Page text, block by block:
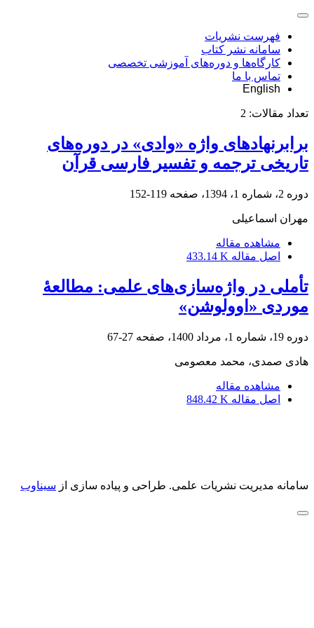
فهرست نشریات
سامانه نشر کتاب
کارگاه‌ها و دوره‌های آموزشی تخصصی
تماس با ما
English
تعداد مقالات: 2
برابرنهادهای واژه «وادی» در دوره‌های
تاریخی ترجمه و تفسیر فارسی قرآن
دوره 2، شماره 1، 1394، صفحه 119-152
مهران اسماعیلی
مشاهده مقاله
اصل مقاله 433.14 K
تأملی در واژه‌سازی‌های علمی: مطالعۀ
موردی «اوولوشن»
دوره 19، شماره 1، مرداد 1400، صفحه 27-67
هادی صمدی، محمد معصومی
مشاهده مقاله
اصل مقاله 848.42 K
سامانه مدیریت نشریات علمی. طراحی و پیاده سازی از سیناوب